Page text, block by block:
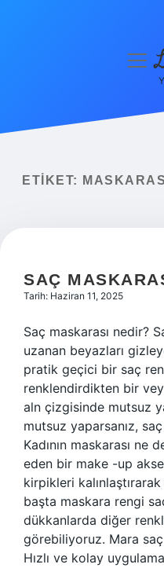
Yasal Uyarı
ETIKET:
SAÇ
Tarih: Haziran 11, 2025
Saç maskarası nedir?
uzanan beyazları
pratik geçici bir saç
renklendirdikten bir
aln çizgisinde mutsuz
mutsuz yaparsanız,
Kadının maskarası ne
eden bir make -up
kirpikleri
başta maskara rengi
dükkanlarda diğer
görebiliyoruz. Mara
Hızlı ve kolay